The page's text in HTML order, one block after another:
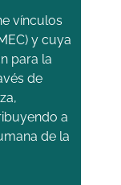
vínculos
y cuya
para la
de
a
de la